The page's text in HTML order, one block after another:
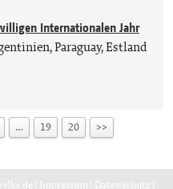
Internationalen Jahr
Paraguay, Estland
… 19 20 >>
Impressum Datenschutz